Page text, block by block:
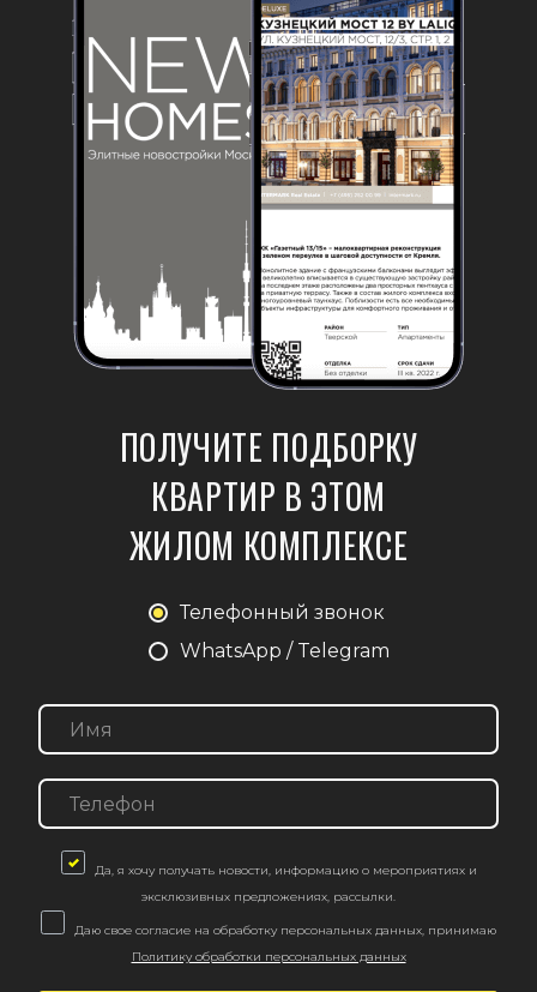
ПОЛУЧИТЕ ПОДБОРКУ
КВАРТИР В ЭТОМ
ЖИЛОМ КОМПЛЕКСЕ
Телефонный звонок
WhatsApp / Telegram
Да, я хочу получать новости, информацию о мероприятиях и
эксклюзивных предложениях, рассылки.
Даю свое согласие на обработку персональных данных, принимаю
Политику обработки персональных данных